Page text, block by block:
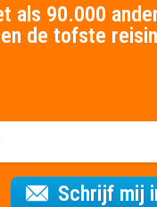
als 90.000
de tofste
Schrijf mij